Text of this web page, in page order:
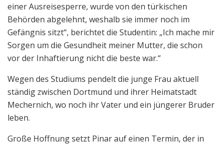
einer Ausreisesperre, wurde von den türkischen
Behörden abgelehnt, weshalb sie immer noch im
Gefängnis sitzt“, berichtet die Studentin: „Ich mache mir
Sorgen um die Gesundheit meiner Mutter, die schon
vor der Inhaftierung nicht die beste war.“
Wegen des Studiums pendelt die junge Frau aktuell
ständig zwischen Dortmund und ihrer Heimatstadt
Mechernich, wo noch ihr Vater und ein jüngerer Bruder
leben.
Große Hoffnung setzt Pinar auf einen Termin, der in